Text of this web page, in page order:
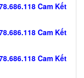
Cam Kết
Cam Kết
Cam Kết